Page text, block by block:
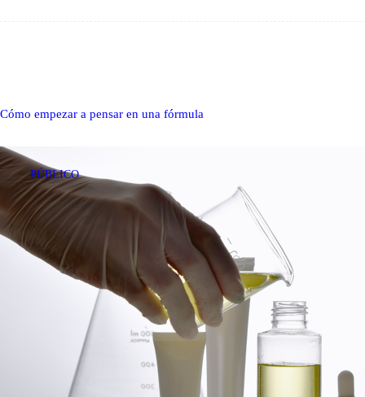
Cómo empezar a pensar en una fórmula
PÚBLICO